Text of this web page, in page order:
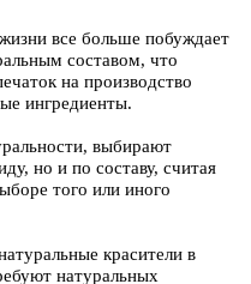
все больше побуждает
составом, что
на производство
ингредиенты.
выбирают
но и по составу, считая
того или иного
красители в
натуральных